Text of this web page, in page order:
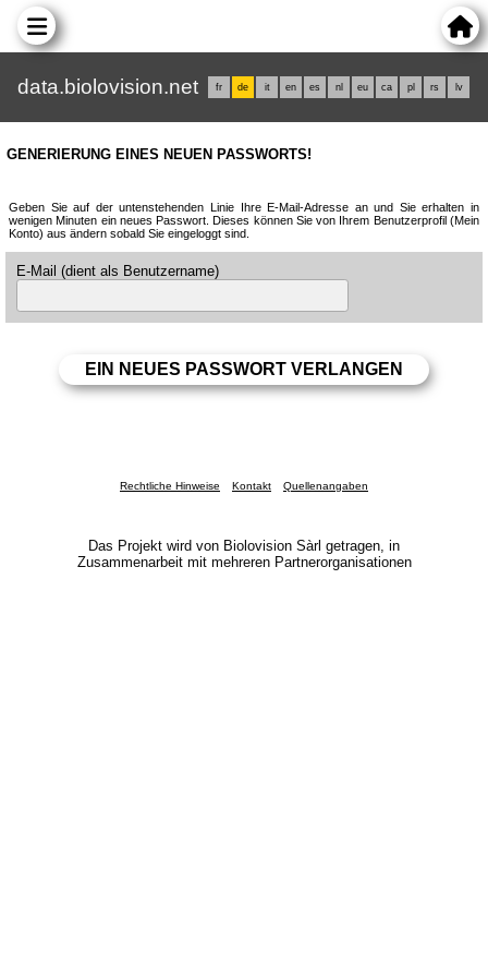
data.biolovision.net fr de it en es nl eu ca pl rs lv
GENERIERUNG EINES NEUEN PASSWORTS!
Geben Sie auf der untenstehenden Linie Ihre E-Mail-Adresse an und Sie erhalten in
wenigen Minuten ein neues Passwort. Dieses können Sie von Ihrem Benutzerprofil (Mein
Konto) aus ändern sobald Sie eingeloggt sind.
E-Mail (dient als Benutzername)
Rechtliche Hinweise Kontakt Quellenangaben
Das Projekt wird von Biolovision Sàrl getragen, in
Zusammenarbeit mit mehreren Partnerorganisationen